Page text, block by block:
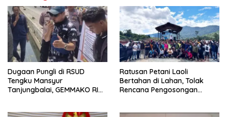
Dugaan Pungli di RSUD
Tengku Mansyur
Tanjungbalai, GEMMAKO RI
Ratusan Petani Laoli
Bertahan di Lahan, Tolak
Rencana Pengosongan